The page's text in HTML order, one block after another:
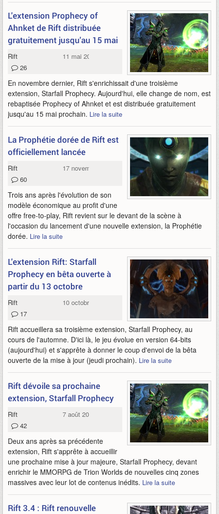
L'extension Prophecy of
Ahnket de Rift distribuée
gratuitement jusqu'au 15 mai
Rift
11 mai 2017
26
En novembre dernier, Rift s'enrichissait d'une troisième
extension, Starfall Prophecy. Aujourd'hui, elle change de nom, est
rebaptisée Prophecy of Ahnket et est distribuée gratuitement
jusqu'au 15 mai prochain. Lire la suite
La Prophétie dorée de Rift est
officiellement lancée
Rift
17 novembre 2016
60
Trois ans après l'évolution de son
modèle économique au profit d'une
offre free-to-play, Rift revient sur le devant de la scène à
l'occasion du lancement d'une nouvelle extension, la Prophétie
dorée. Lire la suite
L'extension Rift: Starfall
Prophecy en bêta ouverte à
partir du 13 octobre
Rift
10 octobre 2016
17
Rift accueillera sa troisième extension, Starfall Prophecy, au
cours de l'automne. D'ici là, le jeu évolue en version 64-bits
(aujourd'hui) et s'apprête à donner le coup d'envoi de la bêta
ouverte de la mise à jour (jeudi prochain). Lire la suite
Rift dévoile sa prochaine
extension, Starfall Prophecy
Rift
7 août 2016
42
Deux ans après sa précédente
extension, Rift s'apprête à accueillir
une prochaine mise à jour majeure, Starfall Prophecy, devant
enrichir le MMORPG de Trion Worlds de nouvelles cinq zones
massives avec leur lot de contenus inédits. Lire la suite
Rift 3.4 : Rift renouvelle